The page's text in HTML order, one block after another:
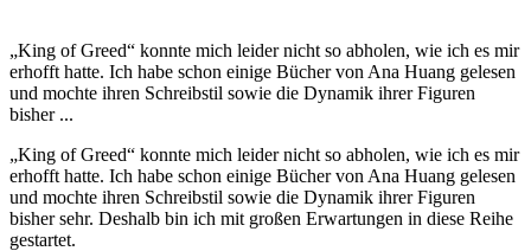
„King of Greed“ konnte mich leider nicht so abholen, wie ich es mir
erhofft hatte. Ich habe schon einige Bücher von Ana Huang gelesen
und mochte ihren Schreibstil sowie die Dynamik ihrer Figuren
bisher ...
„King of Greed“ konnte mich leider nicht so abholen, wie ich es mir
erhofft hatte. Ich habe schon einige Bücher von Ana Huang gelesen
und mochte ihren Schreibstil sowie die Dynamik ihrer Figuren
bisher sehr. Deshalb bin ich mit großen Erwartungen in diese Reihe
gestartet.